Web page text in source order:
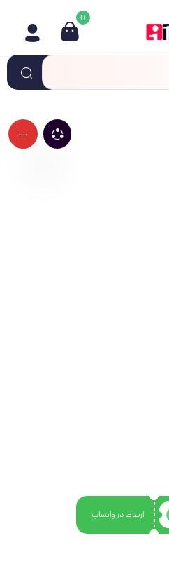
0
....
ارتباط در واتساپ